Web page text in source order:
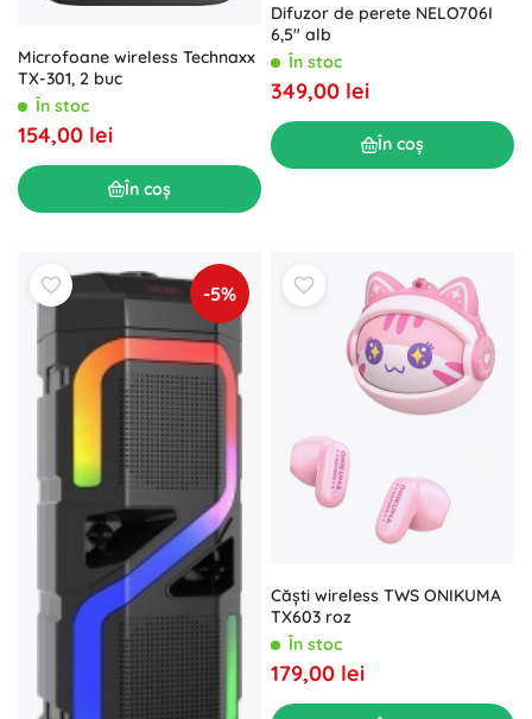
Microfoane wireless Technaxx
TX-301, 2 buc
În stoc
154,00 lei
În coș
Difuzor de perete NELO706I
6,5" alb
În stoc
349,00 lei
În coș
-5%
Căști wireless TWS ONIKUMA
TX603 roz
În stoc
179,00 lei